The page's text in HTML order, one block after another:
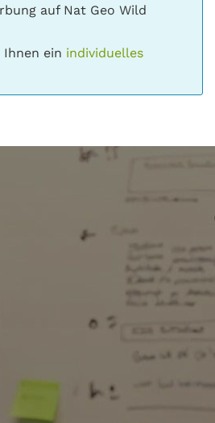
auf Nat Geo Wild
ein individuelles